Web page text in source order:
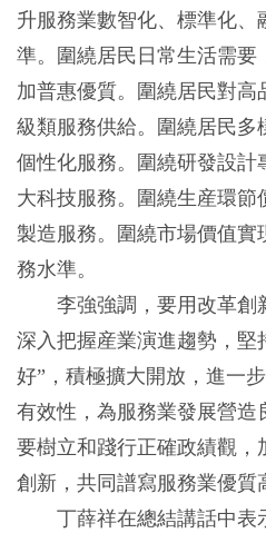
升服務業數智化、標準化、
準。圍繞居民日常生活需要
加普惠優質。圍繞居民對
級類服務供給。圍繞居民多
個性化服務。圍繞研發設計
大科技服務。圍繞生産環節
製造服務。圍繞市場價值實
務水準。
李強強調，要用改革創
深入把握産業演進趨勢，堅
好”，積極擴大開放，進一
有效性，為服務業發展營造
要樹立和踐行正確政績觀，
創新，共同譜寫服務業優質
丁薛祥在總結講話中表